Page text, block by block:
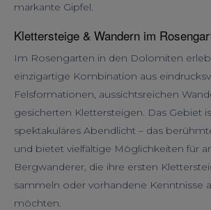
markante Gipfel.
Klettersteige & Wandern im
Im Rosengarten in den Dolomiten
einzigartige Kombination aus
Felsformationen, aussichtsreichen
gesicherten Klettersteigen. Das Gebiet
spektakuläres Abendlicht – das
und bietet vielfältige Möglichkeiten für
Bergwanderer, die ihre ersten
sammeln oder vorhandene Kenntnisse
möchten.